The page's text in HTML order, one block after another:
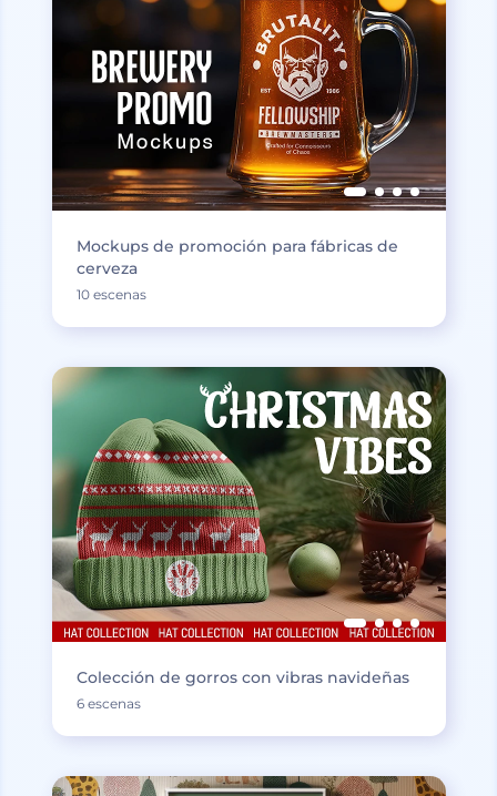
Mockups de promoción para fábricas de
cerveza
10 escenas
Colección de gorros con vibras navideñas
6 escenas